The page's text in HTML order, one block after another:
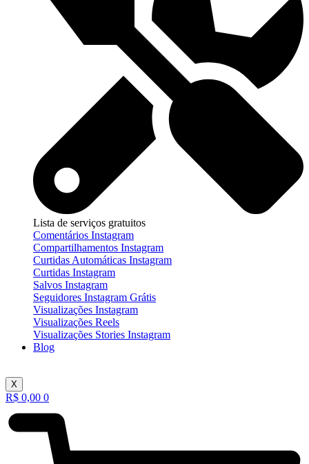
Lista de serviços gratuitos
Comentários Instagram
Compartilhamentos Instagram
Curtidas Automáticas Instagram
Curtidas Instagram
Salvos Instagram
Seguidores Instagram Grátis
Visualizações Instagram
Visualizações Reels
Visualizações Stories Instagram
Blog
X
R$ 0,00 0